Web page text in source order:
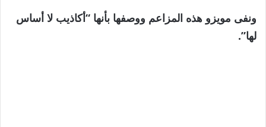
ونفى مويزو هذه المزاعم ووصفها بأنها “أكاذيب لا أساس
لها”.